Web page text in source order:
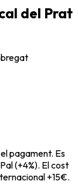
del Prat
pagament. Es
(+4%). El cost
+15€.